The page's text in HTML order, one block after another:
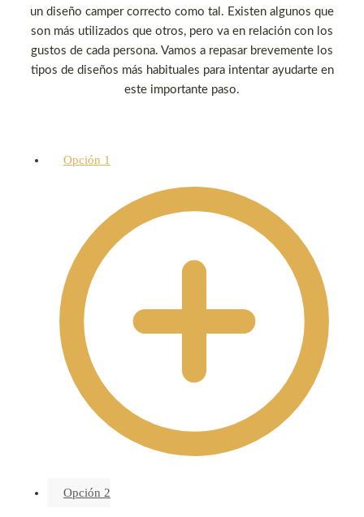
un diseño camper correcto como tal. Existen algunos que
son más utilizados que otros, pero va en relación con los
gustos de cada persona. Vamos a repasar brevemente los
tipos de diseños más habituales para intentar ayudarte en
este importante paso.
Opción 1
Opción 2